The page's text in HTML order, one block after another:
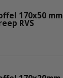
170x50 mm
RVS